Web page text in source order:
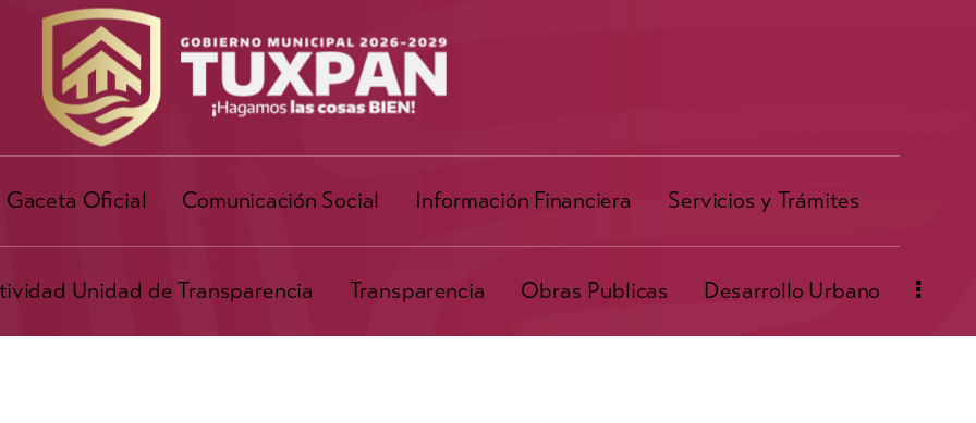
Gaceta Oficial Comunicación Social Información Financiera Servicios y Trámites
Unidad de Transparencia Transparencia Obras Publicas Desarrollo Urbano